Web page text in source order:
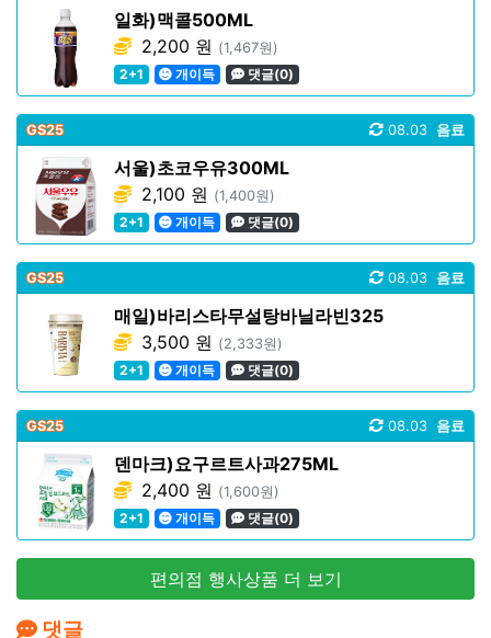
일화)맥콜500ML
2,200 원 (1,467원)
2+1
개이득 댓글(0)
GS25 음료
08.03
서울)초코우유300ML
2,100 원 (1,400원)
2+1
개이득 댓글(0)
GS25 음료
08.03
매일)바리스타무설탕바닐라빈325
3,500 원 (2,333원)
2+1
개이득 댓글(0)
GS25 음료
08.03
덴마크)요구르트사과275ML
2,400 원 (1,600원)
2+1
개이득 댓글(0)
편의점 행사상품 더 보기
댓글